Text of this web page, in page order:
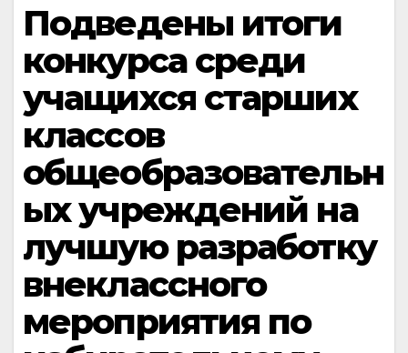
Подведены итоги
конкурса среди
учащихся старших
классов
общеобразовательн
ых учреждений на
лучшую разработку
внеклассного
мероприятия по